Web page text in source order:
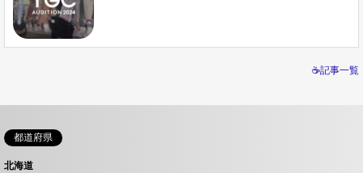
☕記事一覧
都道府県
北海道